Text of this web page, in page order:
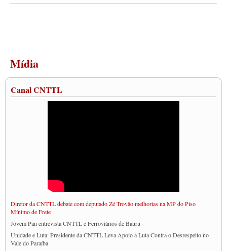
Mídia
Canal CNTTL
Diretor da CNTTL debate com deputado Zé Trovão melhorias na MP do Piso
Mínimo de Frete
Jovem Pan entrevista CNTTL e Ferroviários de Bauru
Unidade e Luta: Presidente da CNTTL Leva Apoio à Luta Contra o Desrespeito no
Vale do Paraíba